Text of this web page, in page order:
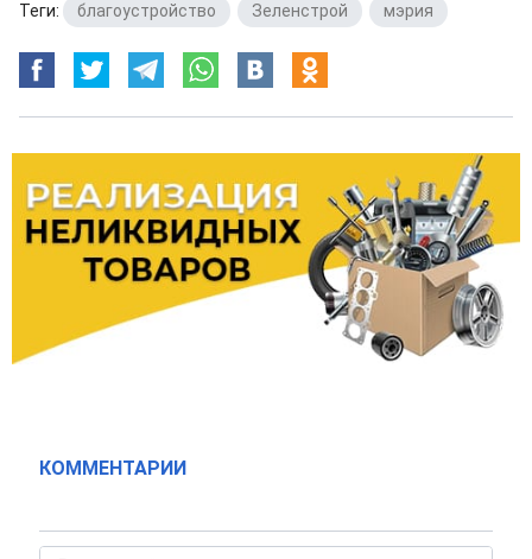
Теги: благоустройство Зеленстрой мэрия
КОММЕНТАРИИ